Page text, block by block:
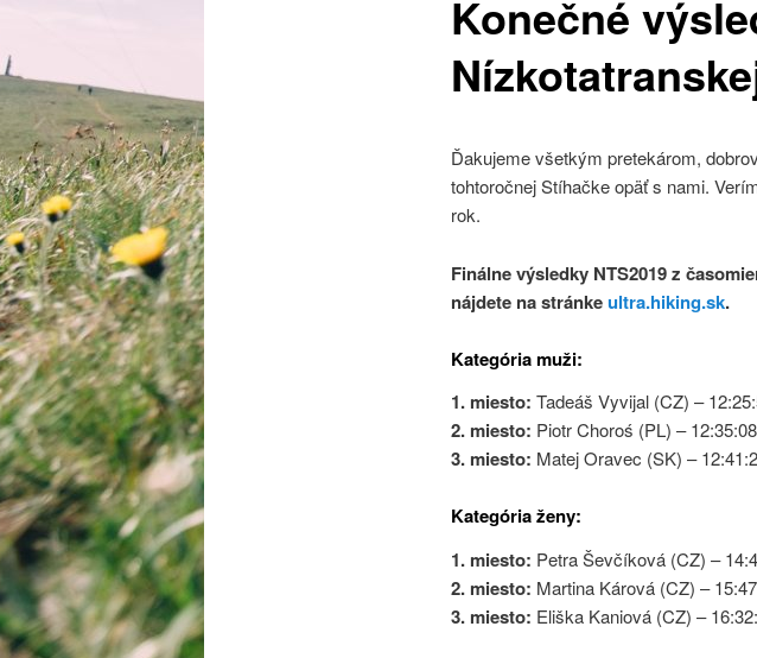
Konečné
Ďakujeme všetkým pretekárom,
tohtoročnej Stíhačke opäť s nami.
rok.
Finálne výsledky NTS2019 z
nájdete na stránkeultra.hiking.sk.
Kategória muži:
1. miesto: Tadeáš Vyvijal (CZ) –
2. miesto: Piotr Choroś (PL) – 12:35:08
3. miesto: Matej Oravec (SK) –
Kategória ženy:
1. miesto: Petra Ševčíková (CZ) –
2. miesto: Martina Kárová (CZ) –
3. miesto: Eliška Kaniová (CZ) –